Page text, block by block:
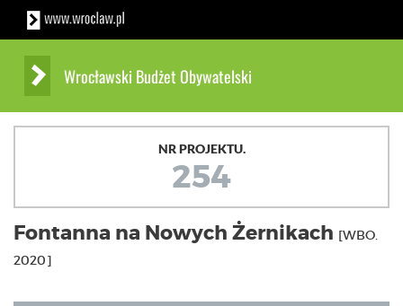
Wrocławski Budżet Obywatelski
NR PROJEKTU.
254
Fontanna na Nowych Żernikach [WBO.
2020]